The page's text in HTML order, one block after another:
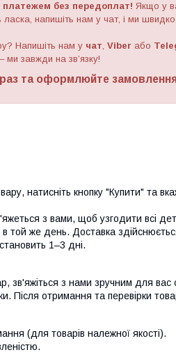
без передоплат! Якщо у
напишіть нам у чат, і ми
Напишіть нам у чат, Viber або
– ми завжди на зв’язку!
та оформлюйте замовлення
натисніть кнопку "Купити" та
з вами, щоб узгодити всі
той же день. Доставка
1–3 дні.
зв'яжіться з нами зручним для вас
Після отримання та перевірки
(для товарів належної якості).